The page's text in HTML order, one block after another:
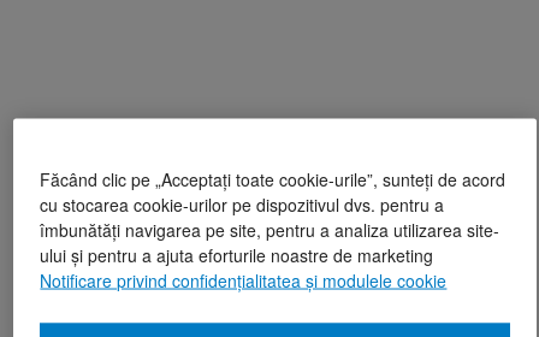
Făcând clic pe „Acceptați toate cookie-urile”, sunteți de acord
cu stocarea cookie-urilor pe dispozitivul dvs. pentru a
îmbunătăți navigarea pe site, pentru a analiza utilizarea site-
ului și pentru a ajuta eforturile noastre de marketing
Notificare privind confidențialitatea și modulele cookie